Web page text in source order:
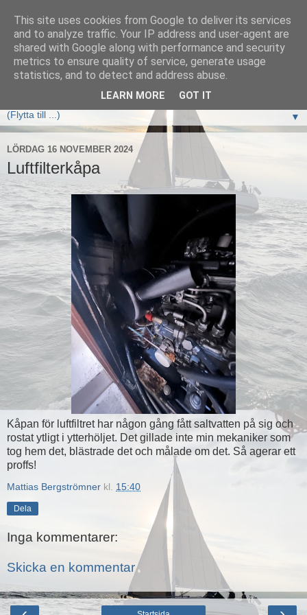
Elan333 Vilja
www.elan333.se - en blogg om båten, seglingar, havet och
allt som hör därtill
▼
LÖRDAG 16 NOVEMBER 2024
Luftfilterkåpa
Kåpan för luftfiltret har någon gång fått saltvatten på sig och
rostat ytligt i ytterhöljet. Det gillade inte min mekaniker som
tog hem det, blästrade det och målade om det. Så agerar ett
proffs!
Mattias Bergströmner kl. 15:40
Dela
Inga kommentarer:
Skicka en kommentar
This site uses cookies from Google to deliver its services
and to analyze traffic. Your IP address and user-agent are
shared with Google along with performance and security
metrics to ensure quality of service, generate usage
statistics, and to detect and address abuse.
LEARN MORE GOT IT